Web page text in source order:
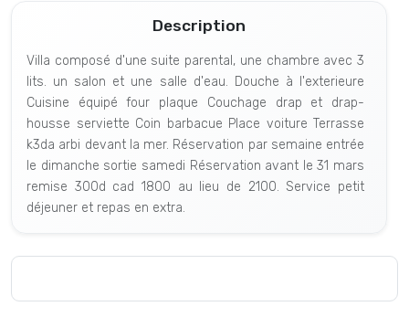
Description
Villa composé d'une suite parental, une chambre avec 3
lits. un salon et une salle d'eau. Douche à l'exterieure
Cuisine équipé four plaque Couchage drap et drap-
housse serviette Coin barbacue Place voiture Terrasse
k3da arbi devant la mer. Réservation par semaine entrée
le dimanche sortie samedi Réservation avant le 31 mars
remise 300d cad 1800 au lieu de 2100. Service petit
déjeuner et repas en extra.